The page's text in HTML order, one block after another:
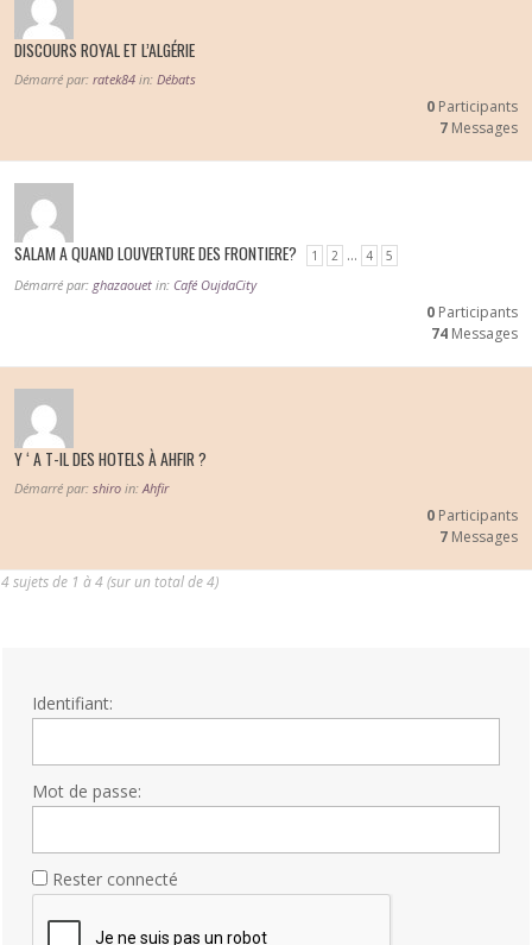
DISCOURS ROYAL ET L’ALGÉRIE
Démarré par: ratek84 in: Débats
0 Participants
7 Messages
SALAM A QUAND LOUVERTURE DES FRONTIERE? 1 2 … 4 5
Démarré par: ghazaouet in: Café OujdaCity
0 Participants
74 Messages
Y ‘ A T-IL DES HOTELS À AHFIR ?
Démarré par: shiro in: Ahfir
0 Participants
7 Messages
4 sujets de 1 à 4 (sur un total de 4)
Identifiant:
Mot de passe:
Rester connecté